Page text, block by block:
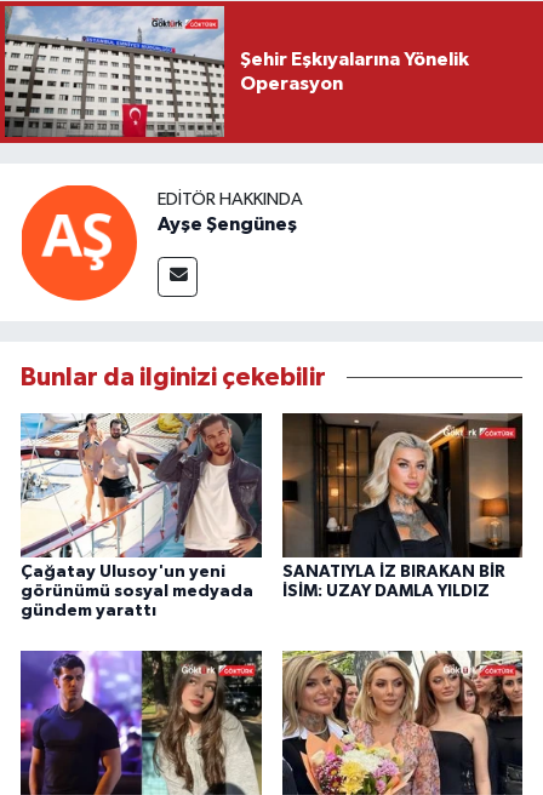
Şehir Eşkıyalarına Yönelik
Operasyon
EDITÖR HAKKINDA
Ayşe Şengüneş
Bunlar da ilginizi çekebilir
Çağatay Ulusoy'un yeni
görünümü sosyal medyada
gündem yarattı
SANATIYLA İZ BIRAKAN BİR
İSİM: UZAY DAMLA YILDIZ